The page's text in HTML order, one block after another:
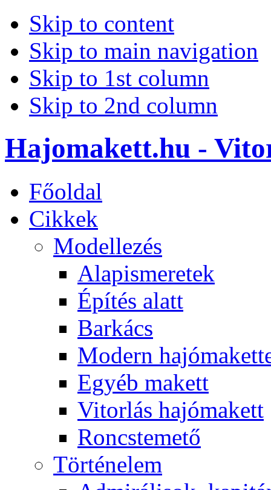
Skip to content
Skip to main navigation
Skip to 1st column
Skip to 2nd column
Hajomakett.hu -
Főoldal
Cikkek
Modellezés
Alapismeretek
Építés alatt
Barkács
Modern
Egyéb makett
Vitorlás hajómakett
Roncstemető
Történelem